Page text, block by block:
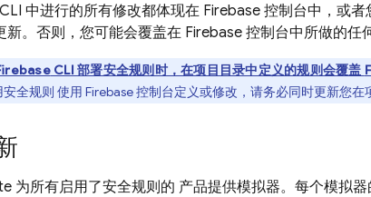
CLI 中进行的所有修改都体现在 Firebase 控制台中，或者
新。否则，您可能会覆盖在 Firebase 控制台中所做的任
CLI 部署安全规则时，在项目目录中定义的规则会覆盖
全规则 使用 Firebase控制台定义或修改，请务必同时更新您在
为所有启用了安全规则的 产品提供模拟器。每个模拟